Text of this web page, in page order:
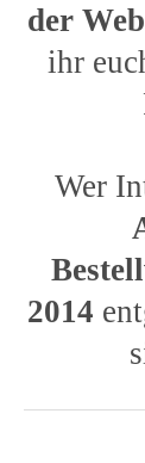
der
ihr
Wer
2014